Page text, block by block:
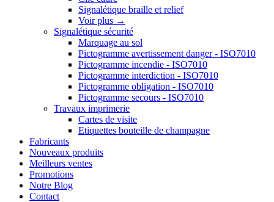
Signalétique braille et relief
Voir plus →
Signalétique sécurité
Marquage au sol
Pictogramme avertissement danger - ISO7010
Pictogramme incendie - ISO7010
Pictogramme interdiction - ISO7010
Pictogramme obligation - ISO7010
Pictogramme secours - ISO7010
Travaux imprimerie
Cartes de visite
Etiquettes bouteille de champagne
Fabricants
Nouveaux produits
Meilleurs ventes
Promotions
Notre Blog
Contact